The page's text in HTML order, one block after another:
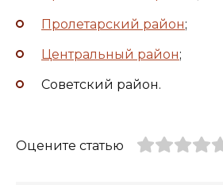
Пролетарский район;
Центральный район;
Советский район.
Оцените статью